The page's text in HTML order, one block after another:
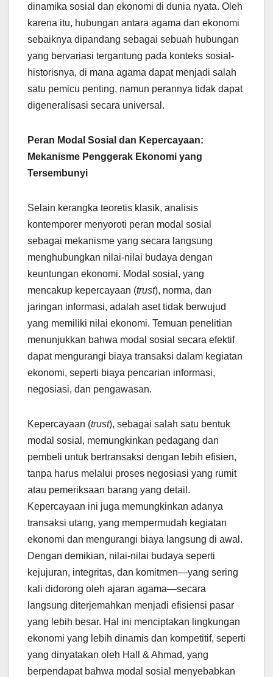
dinamika sosial dan ekonomi di dunia nyata. Oleh
karena itu, hubungan antara agama dan ekonomi
sebaiknya dipandang sebagai sebuah hubungan
yang bervariasi tergantung pada konteks sosial-
historisnya, di mana agama dapat menjadi salah
satu pemicu penting, namun perannya tidak dapat
digeneralisasi secara universal.
Peran Modal Sosial dan Kepercayaan:
Mekanisme Penggerak Ekonomi yang
Tersembunyi
Selain kerangka teoretis klasik, analisis
kontemporer menyoroti peran modal sosial
sebagai mekanisme yang secara langsung
menghubungkan nilai-nilai budaya dengan
keuntungan ekonomi. Modal sosial, yang
mencakup kepercayaan (trust), norma, dan
jaringan informasi, adalah aset tidak berwujud
yang memiliki nilai ekonomi. Temuan penelitian
menunjukkan bahwa modal sosial secara efektif
dapat mengurangi biaya transaksi dalam kegiatan
ekonomi, seperti biaya pencarian informasi,
negosiasi, dan pengawasan.
Kepercayaan (trust), sebagai salah satu bentuk
modal sosial, memungkinkan pedagang dan
pembeli untuk bertransaksi dengan lebih efisien,
tanpa harus melalui proses negosiasi yang rumit
atau pemeriksaan barang yang detail.
Kepercayaan ini juga memungkinkan adanya
transaksi utang, yang mempermudah kegiatan
ekonomi dan mengurangi biaya langsung di awal.
Dengan demikian, nilai-nilai budaya seperti
kejujuran, integritas, dan komitmen—yang sering
kali didorong oleh ajaran agama—secara
langsung diterjemahkan menjadi efisiensi pasar
yang lebih besar. Hal ini menciptakan lingkungan
ekonomi yang lebih dinamis dan kompetitif, seperti
yang dinyatakan oleh Hall & Ahmad, yang
berpendapat bahwa modal sosial menyebabkan